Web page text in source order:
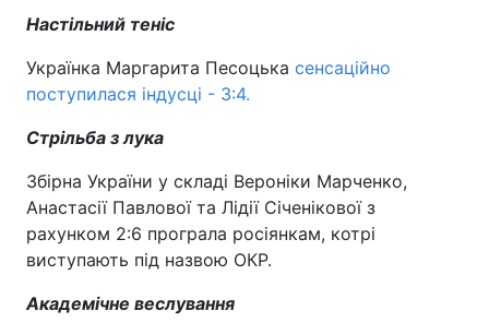
Настільний теніс
Українка Маргарита Песоцька сенсаційно
поступилася індусці - 3:4.
Стрільба з лука
Збірна України у складі Вероніки Марченко,
Анастасії Павлової та Лідії Січенікової з
рахунком 2:6 програла росіянкам, котрі
виступають під назвою ОКР.
Академічне веслування